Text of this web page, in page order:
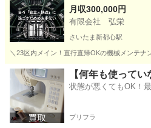
月収300,000円
有限会社 弘栄
さいたま新都心駅
＼23区内メイン！直行直帰OKの機械メン
埼玉 さいたま市 さいたま新都心駅
【何年も使って
状態が悪くてもOK！
プリフラ